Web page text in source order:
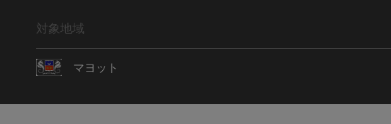
対象地域
マヨット